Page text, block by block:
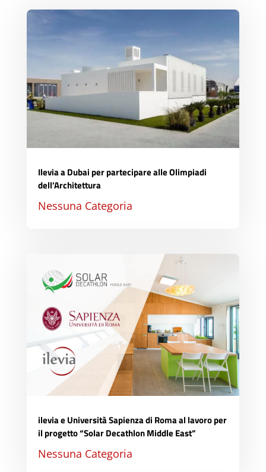
Ilevia a Dubai per partecipare alle Olimpiadi
dell’Architettura
Nessuna Categoria
ilevia e Università Sapienza di Roma al lavoro per
il progetto “Solar Decathlon Middle East”
Nessuna Categoria